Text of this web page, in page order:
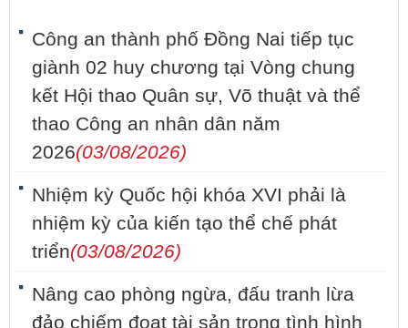
Công an thành phố Đồng Nai tiếp tục
giành 02 huy chương tại Vòng chung
kết Hội thao Quân sự, Võ thuật và thể
thao Công an nhân dân năm
2026(03/08/2026)
Nhiệm kỳ Quốc hội khóa XVI phải là
nhiệm kỳ của kiến tạo thể chế phát
triển(03/08/2026)
Nâng cao phòng ngừa, đấu tranh lừa
đảo chiếm đoạt tài sản trong tình hình